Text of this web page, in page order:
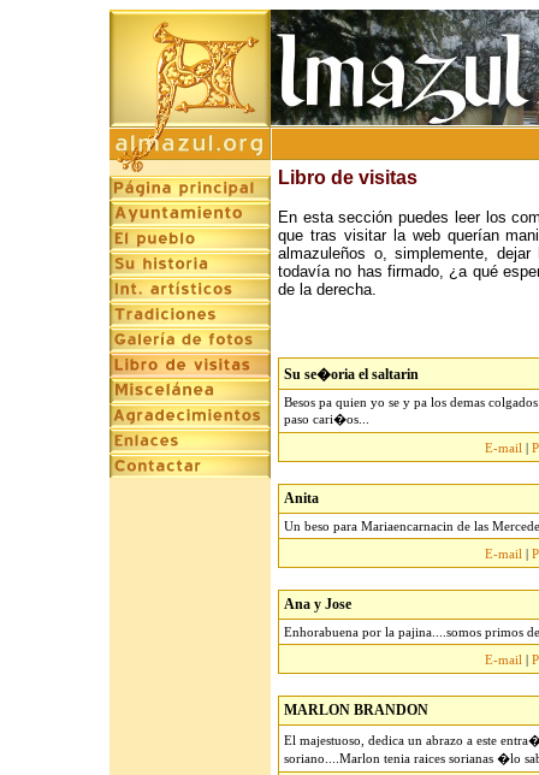
Libro de visitas
En esta sección puedes leer los
que tras visitar la web querían
almazuleños o, simplemente,
todavía no has firmado, ¿a qué
de la derecha.
Su se�oria el saltarin
Besos pa quien yo se y pa los demas
paso cari�os...
E-mail |
Anita
Un beso para Mariaencarnacin de las
E-mail |
Ana y Jose
Enhorabuena por la pajina....somos primos
E-mail |
MARLON BRANDON
El majestuoso, dedica un abrazo a este
soriano....Marlon tenia raices sorianas �lo